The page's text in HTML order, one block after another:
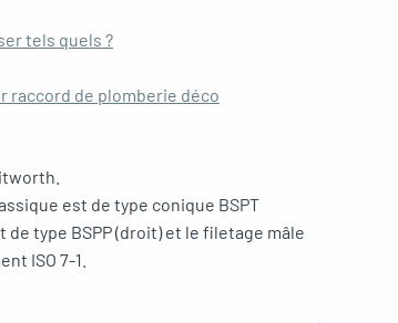
tels quels ?
raccord de plomberie déco
est de type conique BSPT
type BSPP (droit) et le filetage mâle
ISO 7-1.